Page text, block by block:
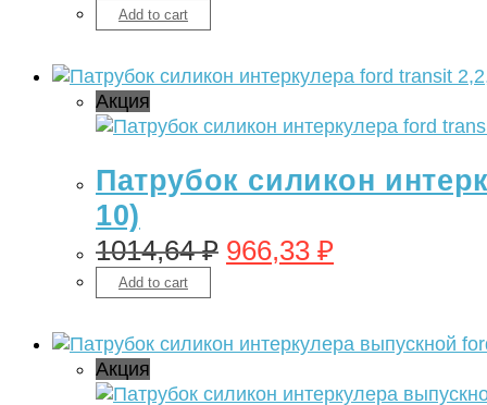
Add to cart
Акция
Патрубок силикон
10)
1014,64₽ 966,33 ₽
Add to cart
Акция